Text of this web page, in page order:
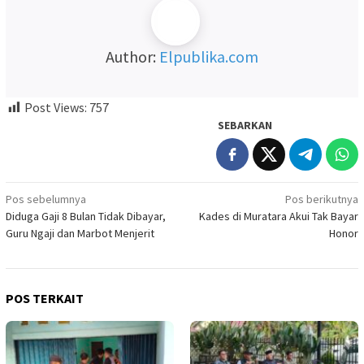
Author: Elpublika.com
Post Views: 757
SEBARKAN
Navigasi
pos
Pos sebelumnya
Diduga Gaji 8 Bulan Tidak Dibayar,
Guru Ngaji dan Marbot Menjerit
Pos berikutnya
Kades di Muratara Akui Tak Bayar
Honor
POS TERKAIT